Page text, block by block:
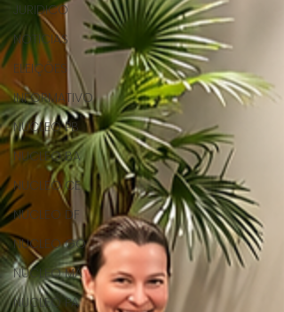
JURIDICO
NOTICIAS
ELEIÇÕES
INFORMATIVO
NUCLEO PB
NUCLEO BA
NUCLEO CE
NUCLEO DF
NUCLEO GO
NUCLEO MA
NUCLEO PA